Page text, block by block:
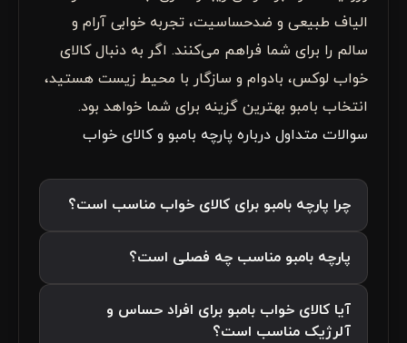
الیاف طبیعی و ضدحساسیت، تجربه خوابی آرام و
سالم را برای شما فراهم می‌کنند. اگر به دنبال کالای
خواب لوکس، بادوام و سازگار با محیط زیست هستید،
انتخاب بامبو بهترین گزینه برای شما خواهد بود.
سوالات متداول درباره پارچه بامبو و کالای خواب
چرا پارچه بامبو برای کالای خواب مناسب است؟
پارچه بامبو مناسب چه فصلی است؟
آیا کالای خواب بامبو برای افراد حساس و
آلرژیک مناسب است؟